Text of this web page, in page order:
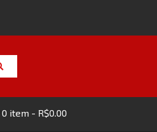
edição 143 com FRETE GRÁTIS -
0 item R$0.00